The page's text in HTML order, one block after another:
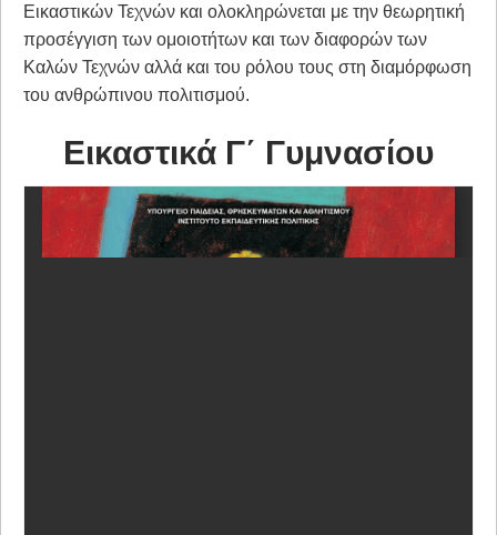
Εικαστικών Τεχνών και ολοκληρώνεται με την θεωρητική
προσέγγιση των ομοιοτήτων και των διαφορών των
Καλών Τεχνών αλλά και του ρόλου τους στη διαμόρφωση
του ανθρώπινου πολιτισμού.
Εικαστικά Γ΄ Γυμνασίου